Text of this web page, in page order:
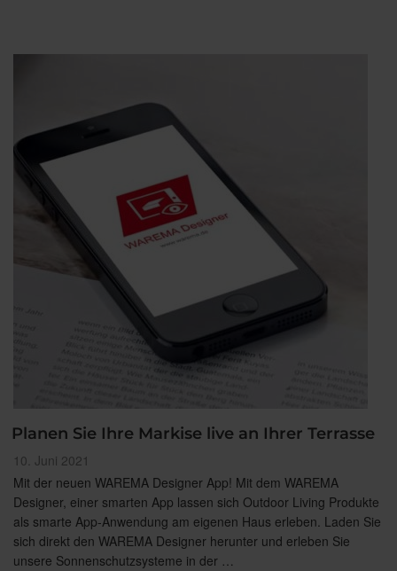
Planen Sie Ihre Markise live an Ihrer Terrasse
Veröffentlicht
am
10. Juni 2021
Mit der neuen WAREMA Designer App! Mit dem WAREMA
Designer, einer smarten App lassen sich Outdoor Living Produkte
als smarte App-Anwendung am eigenen Haus erleben. Laden Sie
sich direkt den WAREMA Designer herunter und erleben Sie
unsere Sonnenschutzsysteme in der …